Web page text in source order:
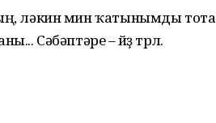
ләкин мин ҡатынымды тота
Сәбәптәре – йөҙ төрлө.